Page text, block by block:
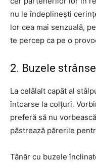
nu le îndeplinești
lor cea mai senzuală,
te percep ca pe o
2. Buzele
La celălalt capăt al
întoarse la colțuri.
preferă să nu
păstrează părerile
Tânăr cu buzele